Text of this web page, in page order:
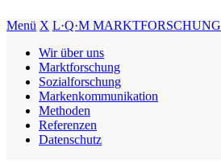
Menü X L·Q·M MARKTFORSCHUNG
Wir über uns
Marktforschung
Sozialforschung
Markenkommunikation
Methoden
Referenzen
Datenschutz